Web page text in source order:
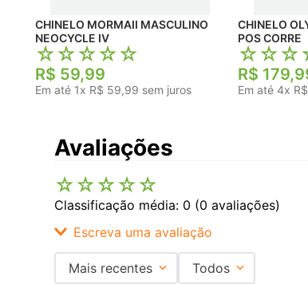
CHINELO MORMAII MASCULINO
NEOCYCLE IV
☆☆☆☆☆
R$ 59,99
Em até 1x R$ 59,99 sem juros
CHINELO
POS CORRE
☆☆☆
R$ 179,
Em até4x R$
Avaliações
☆☆☆☆☆
Classificação média: 0 (0 avaliações)
Escreva uma avaliação
Mais recentes Todos